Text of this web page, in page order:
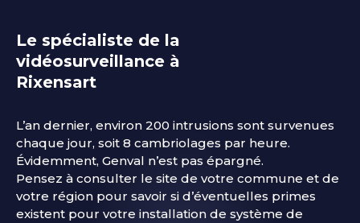
Le spécialiste de la
vidéosurveillance à
Rixensart
L’an dernier, environ 200 intrusions sont survenues
chaque jour, soit 8 cambriolages par heure.
Évidemment, Genval n’est pas épargné.
Pensez à consulter le site de votre commune et de
votre région pour savoir si d’éventuelles primes
existent pour votre installation de système de